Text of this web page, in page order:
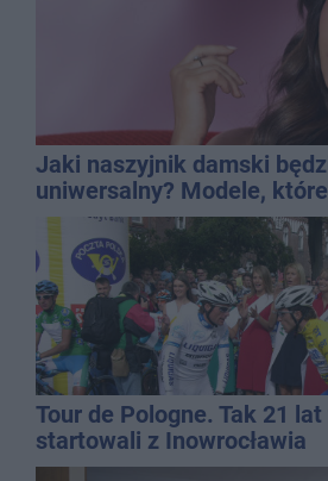
Jaki naszyjnik damski
uniwersalny? Modele,
wielu stylizacji
Tour de Pologne. Tak 21
startowali z Inowrocławia